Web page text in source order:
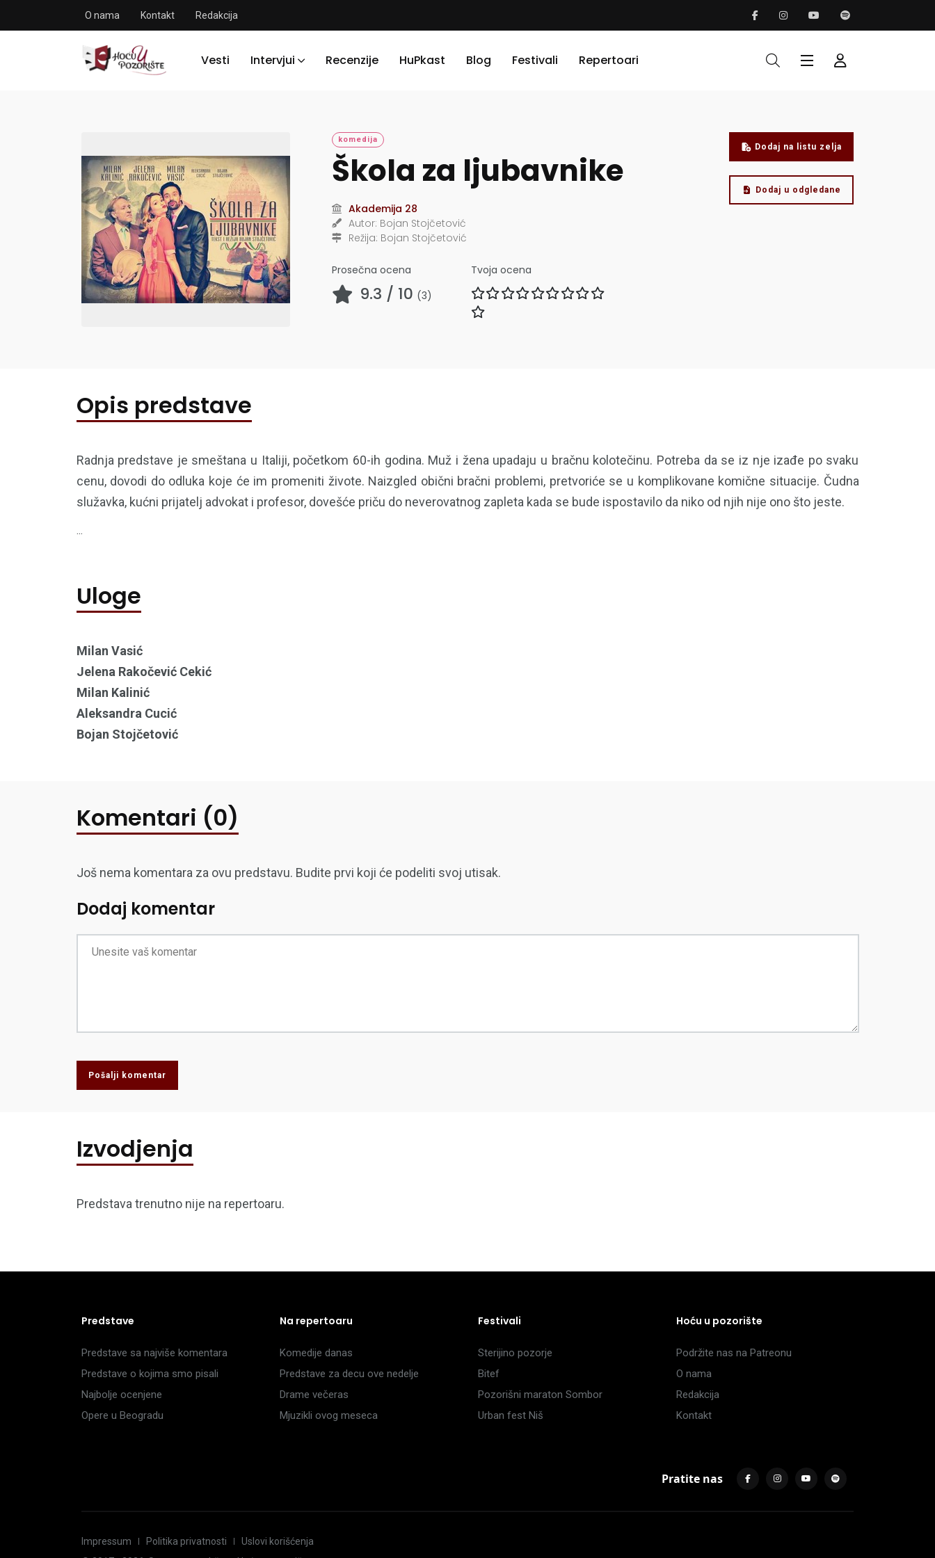
O nama Kontakt Redakcija
Vesti Intervjui Recenzije HuPkast Blog Festivali Repertoari
komedija
Škola za ljubavnike
Akademija 28
Autor: Bojan Stojčetović
Režija: Bojan Stojčetović
Prosečna ocena
9.3 / 10 (3)
Tvoja ocena
Dodaj na listu zelja
Dodaj u odgledane
Opis predstave
Radnja predstave je smeštana u Italiji, početkom 60-ih godina. Muž i žena upadaju u bračnu kolotečinu. Potreba da se iz nje izađe po svaku
cenu, dovodi do odluka koje će im promeniti živote. Naizgled obični bračni problemi, pretvoriće se u komplikovane komične situacije. Čudna
služavka, kućni prijatelj advokat i profesor, dovešće priču do neverovatnog zapleta kada se bude ispostavilo da niko od njih nije ono što jeste.
...
Uloge
Milan Vasić
Jelena Rakočević Cekić
Milan Kalinić
Aleksandra Cucić
Bojan Stojčetović
Komentari (0)
Još nema komentara za ovu predstavu. Budite prvi koji će podeliti svoj utisak.
Dodaj komentar
Pošalji komentar
Izvodjenja
Predstava trenutno nije na repertoaru.
Predstave
Predstave sa najviše komentara
Predstave o kojima smo pisali
Najbolje ocenjene
Opere u Beogradu
Na repertoaru
Komedije danas
Predstave za decu ove nedelje
Drame večeras
Mjuzikli ovog meseca
Festivali
Sterijino pozorje
Bitef
Pozorišni maraton Sombor
Urban fest Niš
Hoću u pozorište
Podržite nas na Patreonu
O nama
Redakcija
Kontakt
Pratite nas
Impressum Politika privatnosti
Uslovi korišćenja